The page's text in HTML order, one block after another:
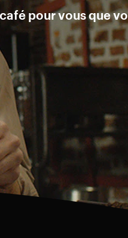
pour vous que